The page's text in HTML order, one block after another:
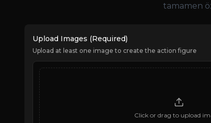
tamamen
Upload Images (Required)
Upload at least one image to create the action figure
Click or drag to upload